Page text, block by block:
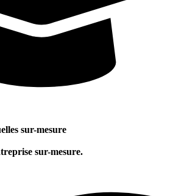
sur-mesure
sur-mesure.